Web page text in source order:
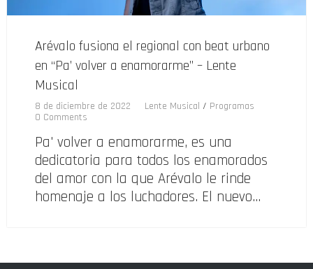
Arévalo fusiona el regional con beat urbano
en “Pa’ volver a enamorarme” – Lente
Musical
8 de diciembre de 2022 Lente Musical / Programas
0 Comments
Pa' volver a enamorarme, es una
dedicatoria para todos los enamorados
del amor con la que Arévalo le rinde
homenaje a los luchadores. El nuevo…